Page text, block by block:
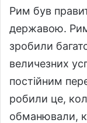
Рим був
державою.
зробили
величезних
постійним
робили це,
обманювали,